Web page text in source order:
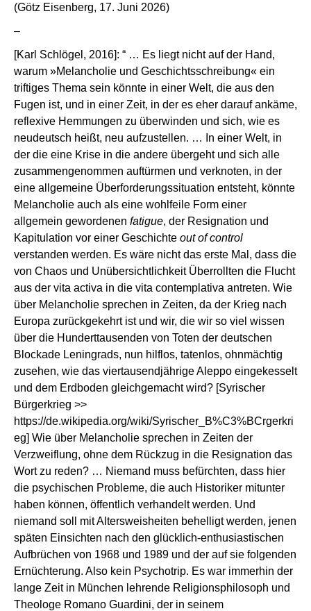
(Götz Eisenberg, 17. Juni 2026)
–
[Karl Schlögel, 2016]: “ … Es liegt nicht auf der Hand,
warum »Melancholie und Geschichtsschreibung« ein
triftiges Thema sein könnte in einer Welt, die aus den
Fugen ist, und in einer Zeit, in der es eher darauf ankäme,
reflexive Hemmungen zu überwinden und sich, wie es
neudeutsch heißt, neu aufzustellen. … In einer Welt, in
der die eine Krise in die andere übergeht und sich alle
zusammengenommen auftürmen und verknoten, in der
eine allgemeine Überforderungssituation entsteht, könnte
Melancholie auch als eine wohlfeile Form einer
allgemein gewordenen fatigue, der Resignation und
Kapitulation vor einer Geschichte out of control
verstanden werden. Es wäre nicht das erste Mal, dass die
von Chaos und Unübersichtlichkeit Überrollten die Flucht
aus der vita activa in die vita contemplativa antreten. Wie
über Melancholie sprechen in Zeiten, da der Krieg nach
Europa zurückgekehrt ist und wir, die wir so viel wissen
über die Hunderttausenden von Toten der deutschen
Blockade Leningrads, nun hilflos, tatenlos, ohnmächtig
zusehen, wie das viertausendjährige Aleppo eingekesselt
und dem Erdboden gleichgemacht wird? [Syrischer
Bürgerkrieg >>
https://de.wikipedia.org/wiki/Syrischer_B%C3%BCrgerkri
eg] Wie über Melancholie sprechen in Zeiten der
Verzweiflung, ohne dem Rückzug in die Resignation das
Wort zu reden? … Niemand muss befürchten, dass hier
die psychischen Probleme, die auch Historiker mitunter
haben können, öffentlich verhandelt werden. Und
niemand soll mit Altersweisheiten behelligt werden, jenen
späten Einsichten nach den glücklich-enthusiastischen
Aufbrüchen von 1968 und 1989 und der auf sie folgenden
Ernüchterung. Also kein Psychotrip. Es war immerhin der
lange Zeit in München lehrende Religionsphilosoph und
Theologe Romano Guardini, der in seinem